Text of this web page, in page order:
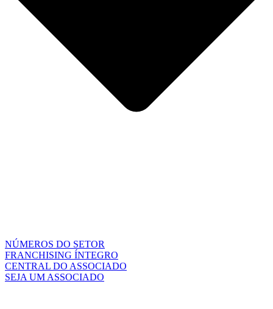
NÚMEROS DO SETOR
FRANCHISING ÍNTEGRO
CENTRAL DO ASSOCIADO
SEJA UM ASSOCIADO